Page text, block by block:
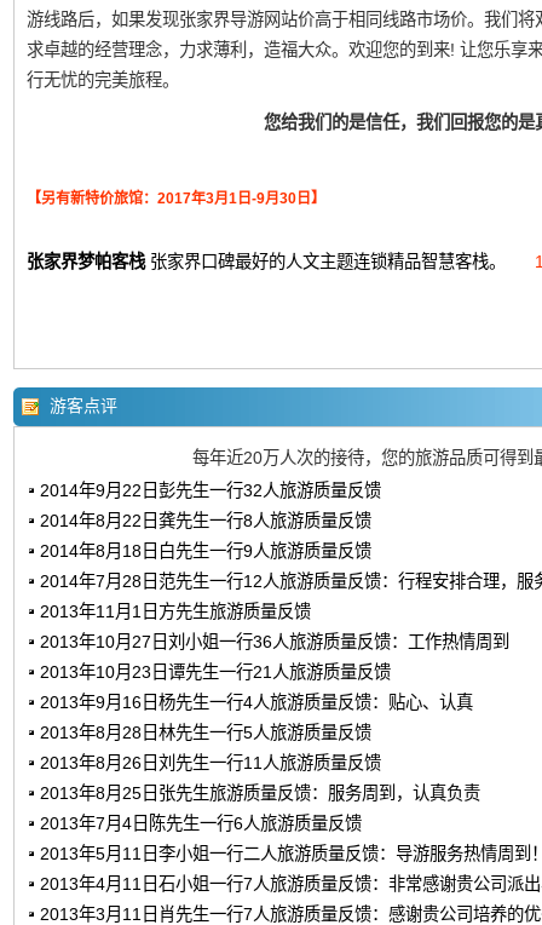
游线路后，如果发现张家界导游网站价高于相同线路市场价。我们
求卓越的经营理念，力求薄利，造福大众。欢迎您的到来! 让您乐享
行无忧的完美旅程。
您给我们的是信任，我们回报您的是
【另有新特价旅馆：2017年3月1日-9月30日】
张家界梦帕客栈张家界口碑最好的人文主题连锁精品智慧客栈。
游客点评
每年近20万人次的接待，您的旅游品质可得到
2014年9月22日彭先生一行32人旅游质量反馈
2014年8月22日龚先生一行8人旅游质量反馈
2014年8月18日白先生一行9人旅游质量反馈
2014年7月28日范先生一行12人旅游质量反馈：行程安排合理，服
2013年11月1日方先生旅游质量反馈
2013年10月27日刘小姐一行36人旅游质量反馈：工作热情周到
2013年10月23日谭先生一行21人旅游质量反馈
2013年9月16日杨先生一行4人旅游质量反馈：贴心、认真
2013年8月28日林先生一行5人旅游质量反馈
2013年8月26日刘先生一行11人旅游质量反馈
2013年8月25日张先生旅游质量反馈：服务周到，认真负责
2013年7月4日陈先生一行6人旅游质量反馈
2013年5月11日李小姐一行二人旅游质量反馈：导游服务热情周到
2013年4月11日石小姐一行7人旅游质量反馈：非常感谢贵公司派
2013年3月11日肖先生一行7人旅游质量反馈：感谢贵公司培养的